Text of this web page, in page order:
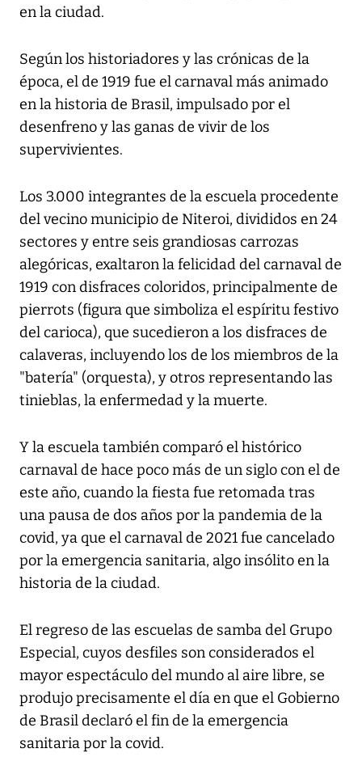
en la ciudad.
Según los historiadores y las crónicas de la
época, el de 1919 fue el carnaval más animado
en la historia de Brasil, impulsado por el
desenfreno y las ganas de vivir de los
supervivientes.
Los 3.000 integrantes de la escuela procedente
del vecino municipio de Niteroi, divididos en 24
sectores y entre seis grandiosas carrozas
alegóricas, exaltaron la felicidad del carnaval de
1919 con disfraces coloridos, principalmente de
pierrots (figura que simboliza el espíritu festivo
del carioca), que sucedieron a los disfraces de
calaveras, incluyendo los de los miembros de la
"batería" (orquesta), y otros representando las
tinieblas, la enfermedad y la muerte.
Y la escuela también comparó el histórico
carnaval de hace poco más de un siglo con el de
este año, cuando la fiesta fue retomada tras
una pausa de dos años por la pandemia de la
covid, ya que el carnaval de 2021 fue cancelado
por la emergencia sanitaria, algo insólito en la
historia de la ciudad.
El regreso de las escuelas de samba del Grupo
Especial, cuyos desfiles son considerados el
mayor espectáculo del mundo al aire libre, se
produjo precisamente el día en que el Gobierno
de Brasil declaró el fin de la emergencia
sanitaria por la covid.